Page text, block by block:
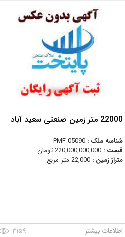
22000 متر زمین صنعتی سعید آباد
شناسه ملک : PMF-05090
قیمت : 220,000,000,000 تومان
متراژ زمین : 22,000 متر مربع
اطلاعات بیشتر ۳۱۵۹